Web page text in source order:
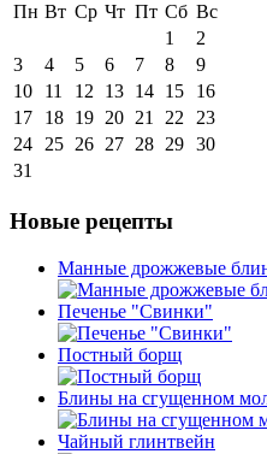
Пн Вт Ср Чт Пт Сб Вс
1
2
3
4 5 6 7 8
9
10
11 12 13 14 15
16
17
18 19 20 21 22 23
24 25 26 27 28 29 30
31
Новые рецепты
Манные дрожжевые
Печенье "Свинки"
Постный борщ
Блины на сгущенном
Чайный глинтвейн